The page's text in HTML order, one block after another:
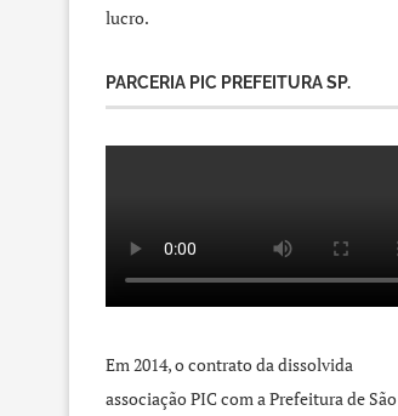
lucro.
PARCERIA PIC PREFEITURA SP.
Em 2014, o contrato da dissolvida
associação PIC com a Prefeitura de São